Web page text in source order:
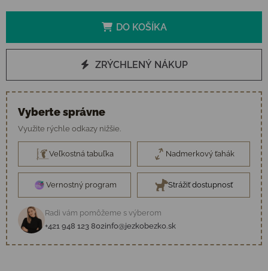
DO KOŠÍKA
ZRÝCHLENÝ NÁKUP
Vyberte správne
Využite rýchle odkazy nižšie.
Veľkostná tabuľka Nadmerkový ťahák
Vernostný program Strážiť dostupnosť
Radi vám pomôžeme s výberom
+421 948 123 802info@jezkobezko.sk